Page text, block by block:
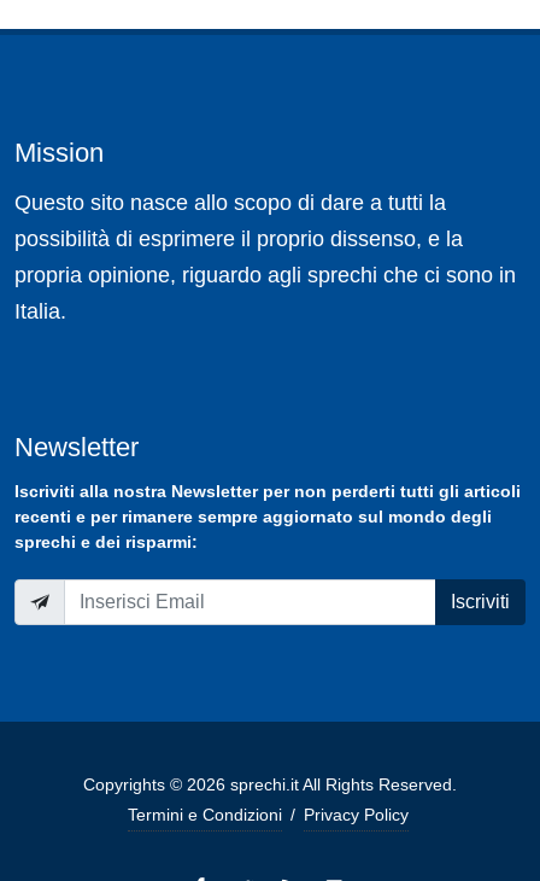
Mission
Questo sito nasce allo scopo di dare a tutti la
possibilità di esprimere il proprio dissenso, e la
propria opinione, riguardo agli sprechi che ci sono in
Italia.
Newsletter
Iscriviti alla nostra Newsletterper non perderti tutti gli articoli
recenti e per rimanere sempre aggiornato sul mondo degli
sprechi e dei risparmi:
Iscriviti
Copyrights © 2026 sprechi.it All Rights Reserved.
Termini e Condizioni / Privacy Policy